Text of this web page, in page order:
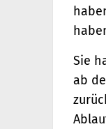
Sie
ab